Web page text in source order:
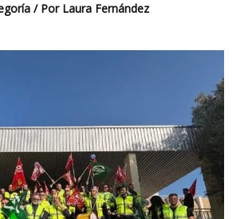
/ Por Laura Fernández